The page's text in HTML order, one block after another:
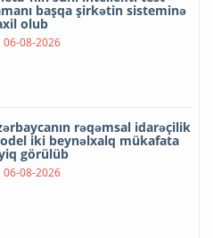
başqa şirkətin sisteminə
olub
06-08-2026
rəqəmsal idarəçilik
iki beynəlxalq mükafata
görülüb
06-08-2026